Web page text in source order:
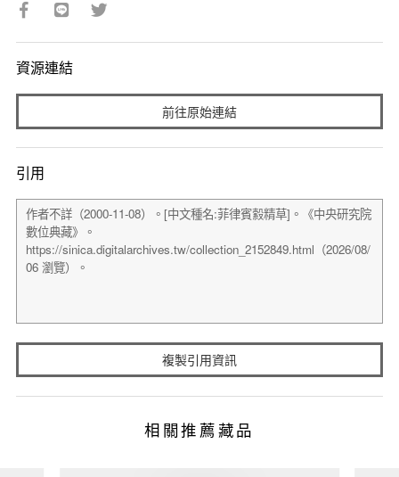
資源連結
前往原始連結
引用
複製引用資訊
相關推薦藏品